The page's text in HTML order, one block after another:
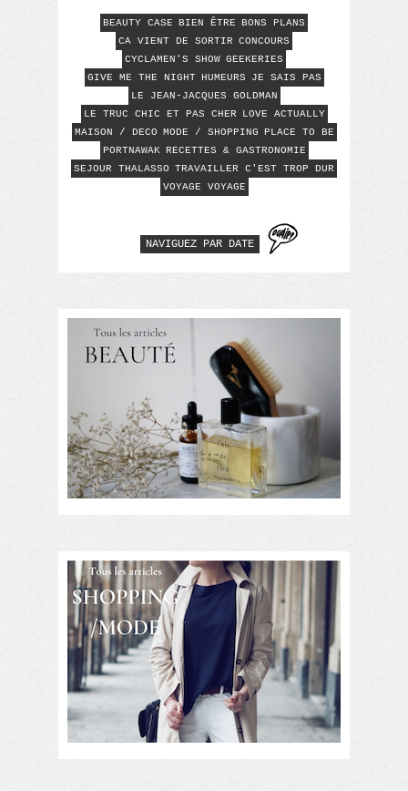
BEAUTY CASE BIEN ÊTRE BONS PLANS
CA VIENT DE SORTIR CONCOURS
CYCLAMEN'S SHOW GEEKERIES
GIVE ME THE NIGHT HUMEURS
JE SAIS PAS
LE JEAN-JACQUES GOLDMAN
LE TRUC CHIC ET PAS CHER
LOVE ACTUALLY
MAISON / DECO MODE / SHOPPING PLACE TO BE
PORTNAWAK RECETTES & GASTRONOMIE
SEJOUR THALASSO TRAVAILLER C'EST TROP DUR
VOYAGE VOYAGE
NAVIGUEZ PAR DATE